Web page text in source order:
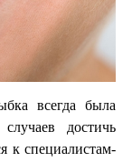
всегда была
достичь
к специалистам-